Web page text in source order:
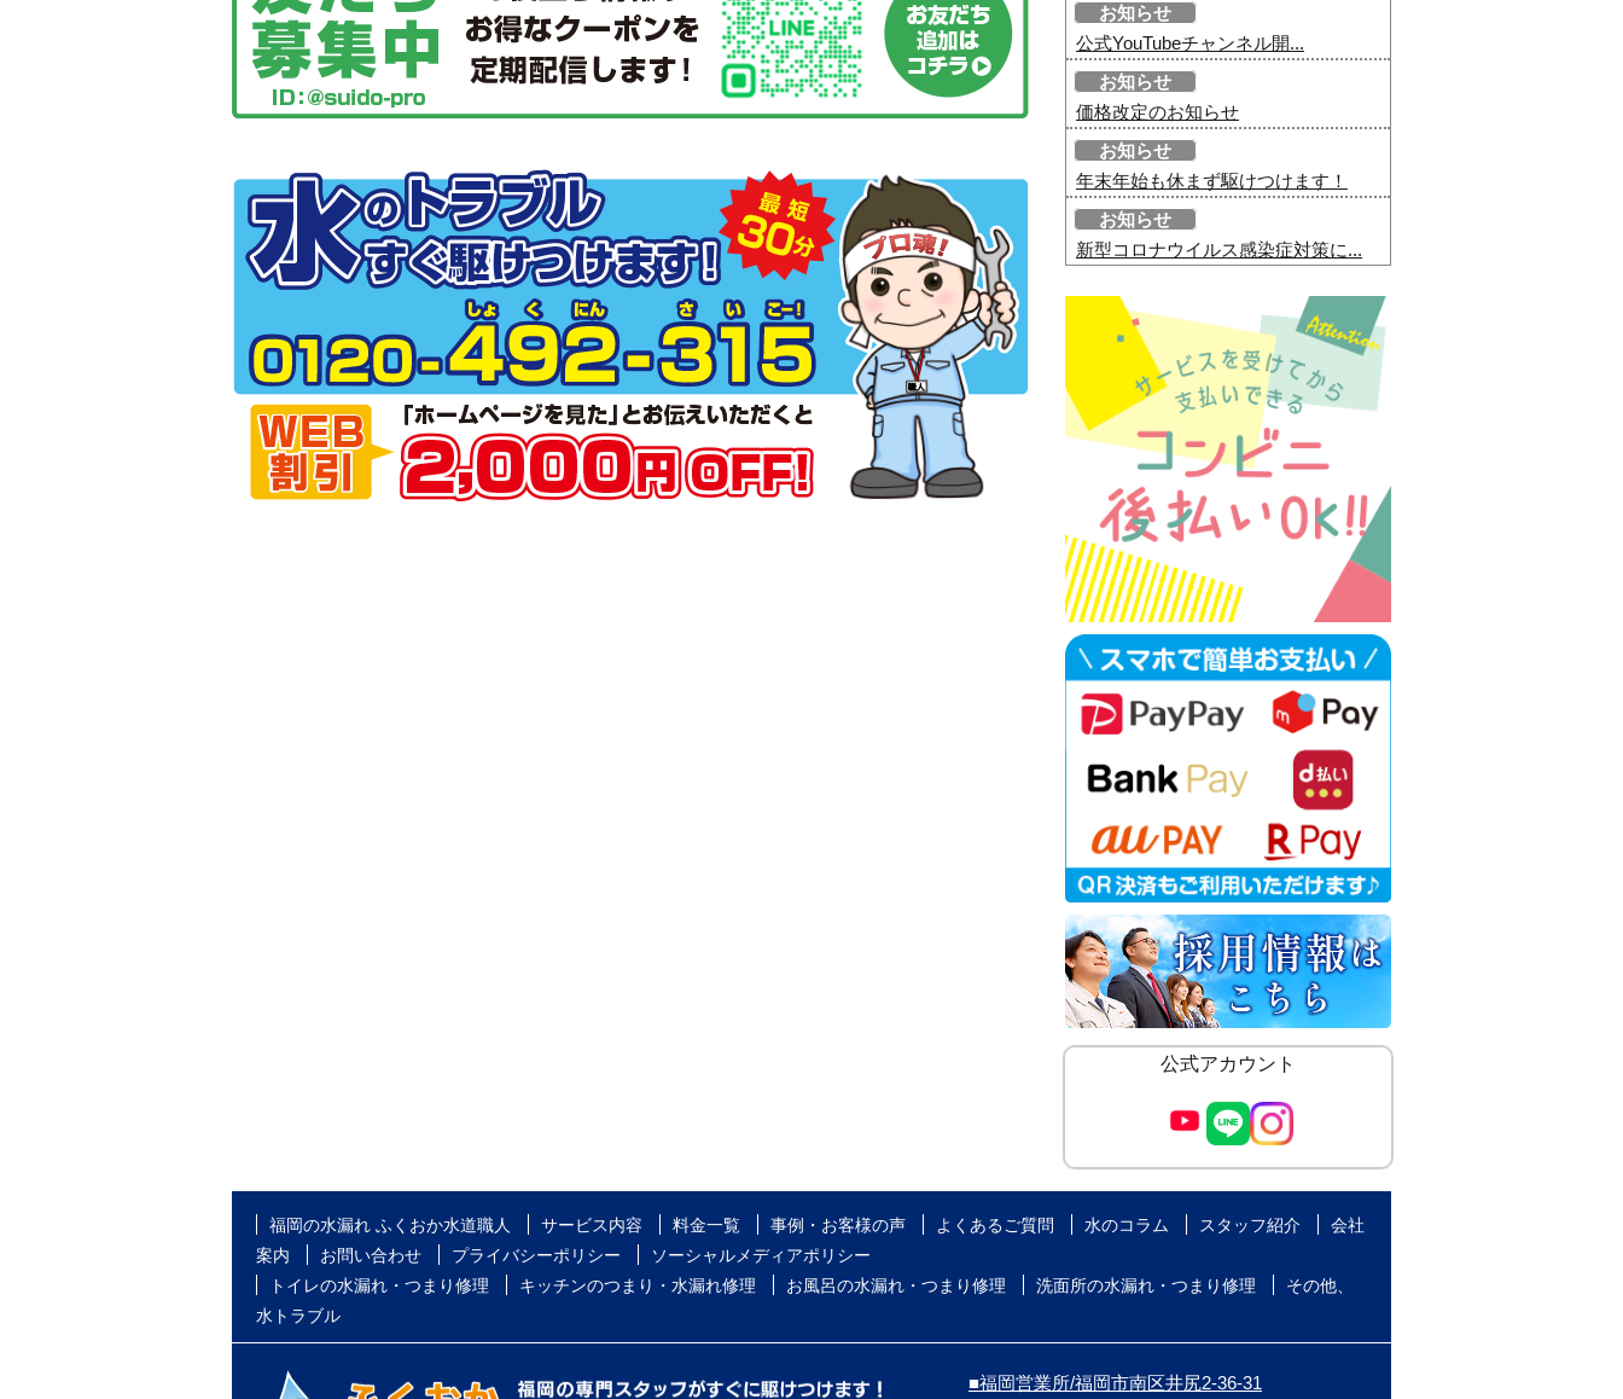
お知らせ
公式YouTubeチャンネル開...
お知らせ
価格改定のお知らせ
お知らせ
年末年始も休まず駆けつけます！
お知らせ
新型コロナウイルス感染症対策に...
公式アカウント
福岡の水漏れ ふくおか水道職人 サービス内容 料金一覧 事例・お客様の声 よくあるご質問 水のコラム スタッフ紹介
会社
案内
お問い合わせ プライバシーポリシー
ソーシャルメディアポリシー
トイレの水漏れ・つまり修理
キッチンのつまり・水漏れ修理 お風呂の水漏れ・つまり修理 洗面所の水漏れ・つまり修理
その他、
水トラブル
■福岡営業所/福岡市南区井尻2-36-31